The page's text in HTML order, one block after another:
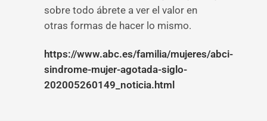
sobre todo ábrete a ver el valor en
otras formas de hacer lo mismo.
https://www.abc.es/familia/mujeres/abci-
sindrome-mujer-agotada-siglo-
202005260149_noticia.html